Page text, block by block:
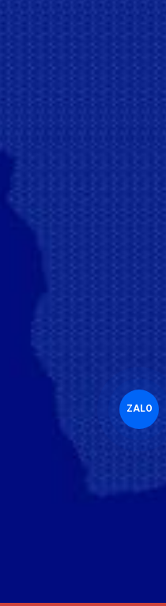
ZALO